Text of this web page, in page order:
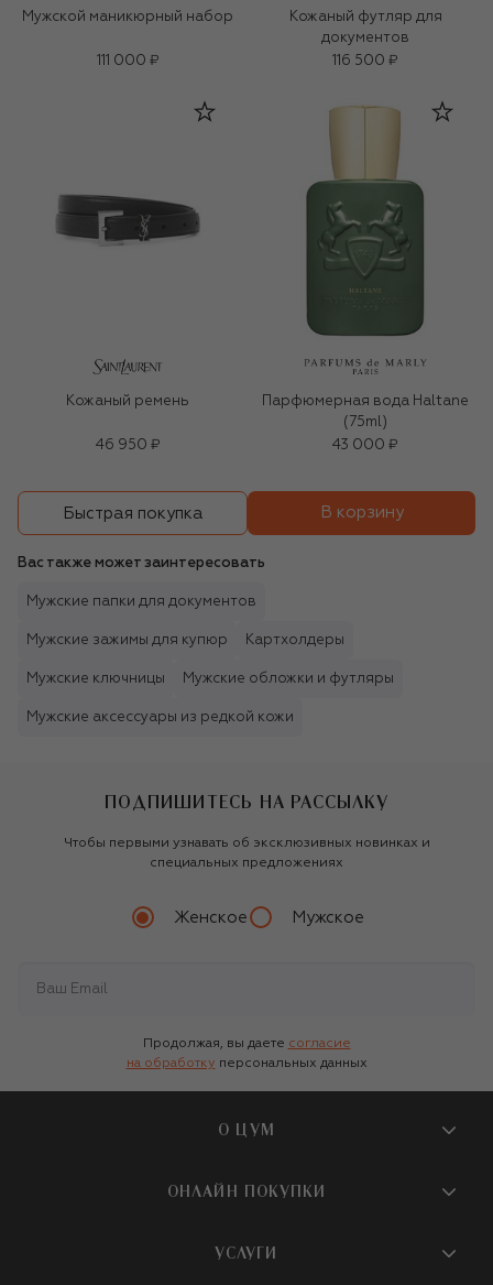
Мужской маникюрный набор
111 000 ₽
Кожаный футляр для
документов
116 500 ₽
Кожаный ремень
46 950 ₽
Парфюмерная вода Haltane
(75ml)
43 000 ₽
Быстрая покупка В корзину
Вас также может заинтересовать
Мужские папки для документов
Мужские зажимы для купюр Картхолдеры
Мужские ключницы Мужские обложки и футляры
Мужские аксессуары из редкой кожи
ПОДПИШИТЕСЬ НА РАССЫЛКУ
Чтобы первыми узнавать об эксклюзивных новинках и
специальных предложениях
Женское Мужское
Продолжая, вы даете согласие
на обработку персональных данных
О ЦУМ
О магазине
Бутики и ПВЗ ЦУМ
ОНЛАЙН ПОКУПКИ
УСЛУГИ